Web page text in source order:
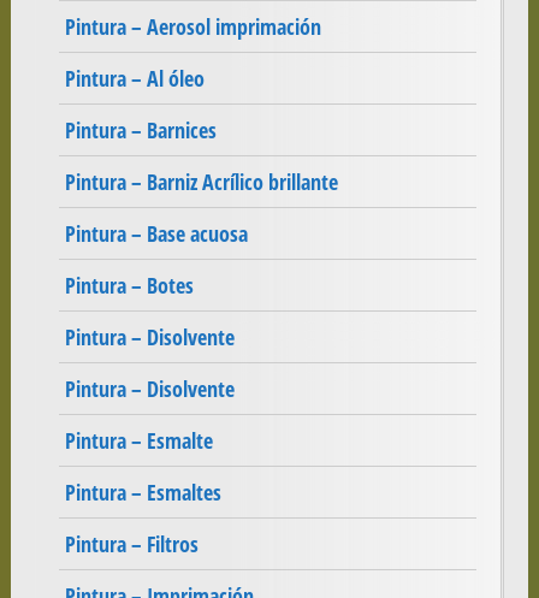
Pintura – Aerosol imprimación
Pintura – Al óleo
Pintura – Barnices
Pintura – Barniz Acrílico brillante
Pintura – Base acuosa
Pintura – Botes
Pintura – Disolvente
Pintura – Disolvente
Pintura – Esmalte
Pintura – Esmaltes
Pintura – Filtros